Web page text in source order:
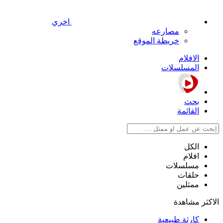
اخري
مصارعه
خريطة الموقع
الافلام
المسلسلات
بحث
القائمة
الكل
افلام
مسلسلات
حلقات
ممثلين
الاكثر مشاهدة
كارثة طبيعية